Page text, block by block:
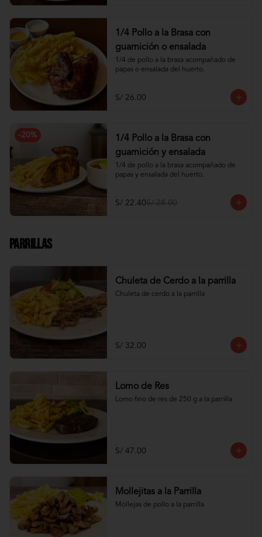
1/4 Pollo a la Brasa con
guarnición o ensalada
1/4 de pollo a la brasa acompañado de
papas o ensalada del huerto.
S/ 26.00
-20%
1/4 Pollo a la Brasa con
guarnición y ensalada
1/4 de pollo a la brasa acompañado de
papas y ensalada del huerto.
S/ 22.40S/ 28.00
Parrillas
Chuleta de Cerdo a la parrilla
Chuleta de cerdo a la parrilla
S/ 32.00
Lomo de Res
Lomo fino de res de 250 g a la parrilla
S/ 47.00
Mollejitas a la Parrilla
Mollejas de pollo a la parrilla